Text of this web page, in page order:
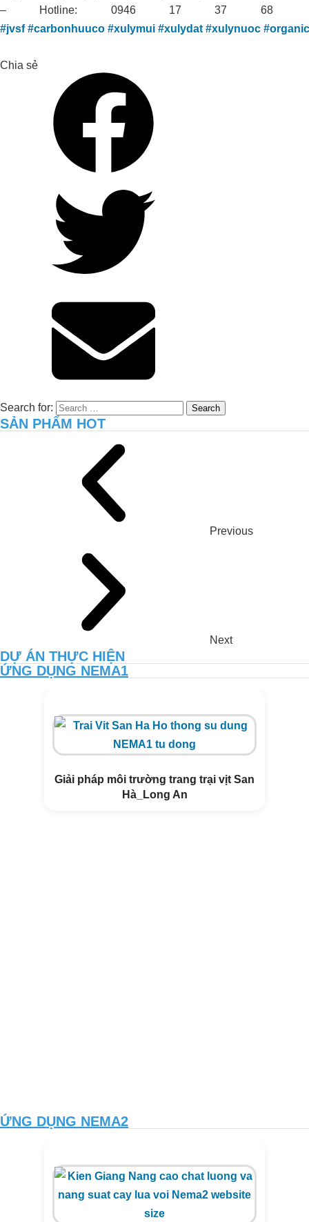
– Hotline: 0946 17 37 68
#jvsf #carbonhuuco #xulymui #xulydat #xulynuoc #organic
Chia sẻ
Search for:
SẢN PHẨM HOT
Previous
Next
DỰ ÁN THỰC HIỆN
ỨNG DỤNG NEMA1
Xử lý môi trường hiệu quả cho trại gà
8.000 con tại Long An – Giải pháp thực
tiễn từ JVSF
Giải pháp môi trường trang trại vịt San
Hà_Long An
ỨNG DỤNG NEMA2
HOA NẮNG FARM THÀNH CÔNG
TĂNG HƠN 20% NĂNG SUẤT LÚA
TĂNG NĂNG SUẤT VÀ CHẤT
THUẦN HỮU CƠ CÙNG NEMA2